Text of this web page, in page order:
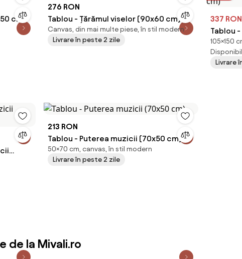
cm)
276 RON
Tablou - Țărămul viselor (90x60 cm)
Canvas, din mai multe piese, în stil modern
Livrare în peste 2 zile
337 RON
Tablou
cm)
105×150
Livrare
213 RON
Tablou - Puterea muzicii (70x50 cm)
50×70 cm, canvas, în stil modern
Livrare în peste 2 zile
de la Mivali.ro